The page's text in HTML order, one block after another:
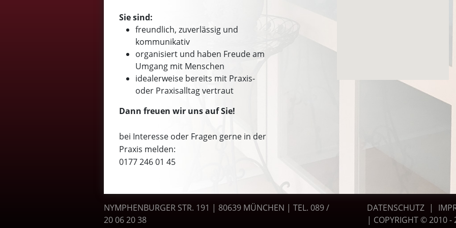
Sie sind:
freundlich, zuverlässig und
kommunikativ
organisiert und haben Freude am
Umgang mit Menschen
idealerweise bereits mit Praxis-
oder Praxisalltag vertraut
Dann freuen wir uns auf Sie!
bei Interesse oder Fragen gerne in der
Praxis melden:
0177 246 01 45
NYMPHENBURGER STR. 191 | 80639 MÜNCHEN | TEL. 089 /
20 06 20 38
DATENSCHUTZ |
| COPYRIGHT © 2010 -